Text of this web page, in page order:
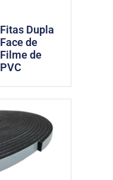
Fitas Dupla
Face de
Filme de
PVC